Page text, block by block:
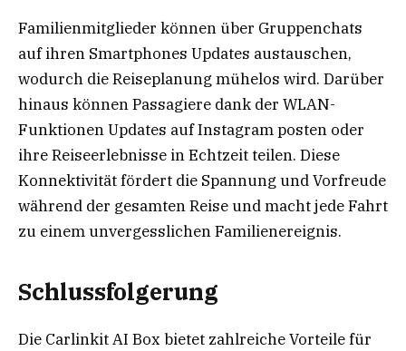
Familienmitglieder können über Gruppenchats
auf ihren Smartphones Updates austauschen,
wodurch die Reiseplanung mühelos wird. Darüber
hinaus können Passagiere dank der WLAN-
Funktionen Updates auf Instagram posten oder
ihre Reiseerlebnisse in Echtzeit teilen. Diese
Konnektivität fördert die Spannung und Vorfreude
während der gesamten Reise und macht jede Fahrt
zu einem unvergesslichen Familienereignis.
Schlussfolgerung
Die Carlinkit AI Box bietet zahlreiche Vorteile für